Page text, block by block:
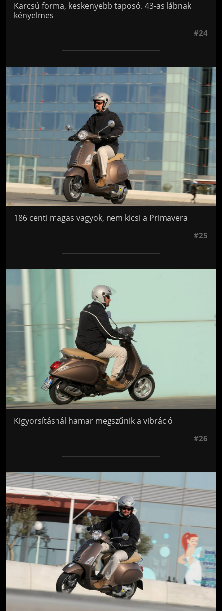
Karcsú forma, keskenyebb taposó. 43-as lábnak
kényelmes
#24
Jön még kép!
186 centi magas vagyok, nem kicsi a Primavera
#25
Jön még kép!
Kigyorsításnál hamar megszűnik a vibráció
#26
Jön még kép!